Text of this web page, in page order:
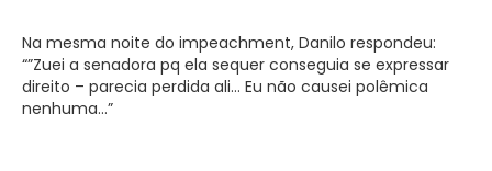
Na mesma noite do impeachment, Danilo respondeu:
“”Zuei a senadora pq ela sequer conseguia se expressar
direito – parecia perdida ali… Eu não causei polêmica
nenhuma…”